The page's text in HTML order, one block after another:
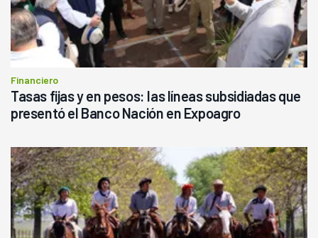
Financiero
Tasas fijas y en pesos: las líneas subsidiadas que
presentó el Banco Nación en Expoagro